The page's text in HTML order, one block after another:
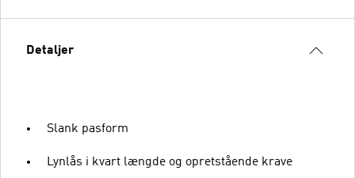
Detaljer
Slank pasform
Lynlås i kvart længde og opretstående krave